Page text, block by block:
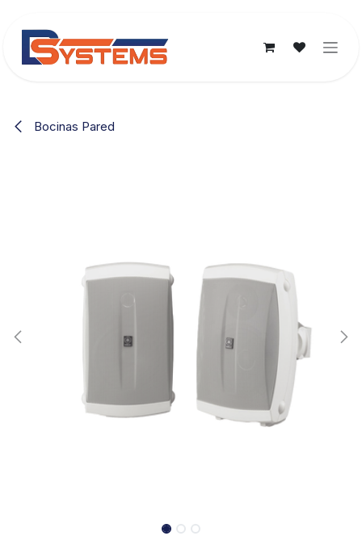
Bocinas Pared